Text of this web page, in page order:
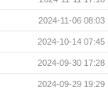
2024-11-06 08:03
2024-10-14 07:45
2024-09-30 17:28
2024-09-29 19:29